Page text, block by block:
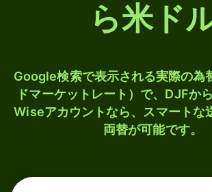
ら米ド
Google検索で表示される実際の為
ドマーケットレート）で、DJFか
Wiseアカウントなら、スマートな
両替が可能です。